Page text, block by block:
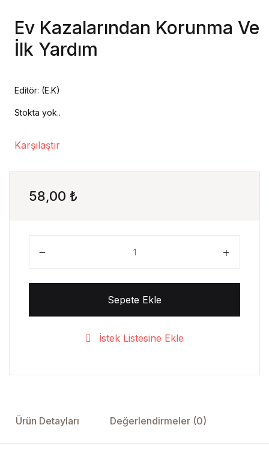
Hesap Oluştur
Ev Kazalarından Korunma Ve
İlk Yardım
Editör: (E.K)
Stokta yok..
Karşılaştır
58,00 ₺
Sepete Ekle
İstek Listesine Ekle
Ürün Detayları Değerlendirmeler (0)